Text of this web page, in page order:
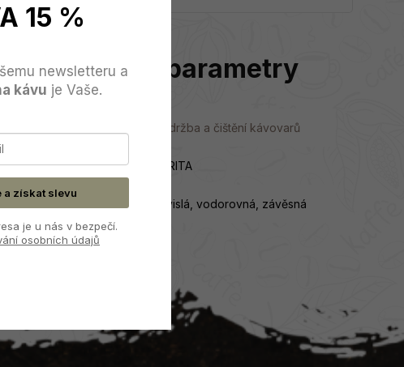
Doplňkové parametry
Údržba a čištění kávovarů
Výrobce: BRITA
Provozní poloha svislá, vodorovná, závěsná
15 %
newsletteru a
kávu je Vaše.
a získat slevu
je u nás v bezpečí.
osobních údajů